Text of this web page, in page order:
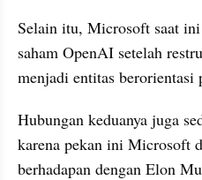
Selain itu, Microsoft saat ini
saham OpenAI setelah
menjadi entitas berorientasi
Hubungan keduanya juga
karena pekan ini Microsoft
berhadapan dengan Elon